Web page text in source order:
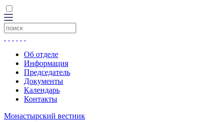
Об отделе
Информация
Председатель
Документы
Календарь
Контакты
Монастырский вестник